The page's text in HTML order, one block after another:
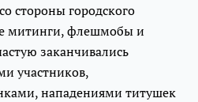
стороны городского
митинги, флешмобы и
заканчивались
участников,
нападениями титушек